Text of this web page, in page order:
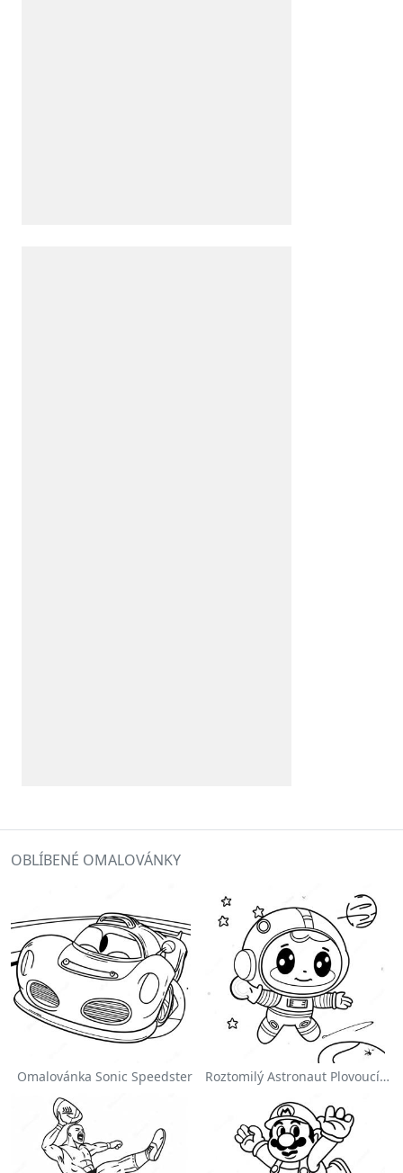
OBLÍBENÉ OMALOVÁNKY
Omalovánka Sonic Speedster Roztomilý Astronaut Plovoucí Ve Vesmíru Na Omalovánce